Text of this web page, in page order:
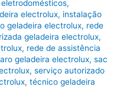
,
electrolux, instalação
geladeira electrolux, rede
geladeira electrolux,
, rede de assistência
geladeira electrolux,sac
,serviço autorizado
,técnico geladeira